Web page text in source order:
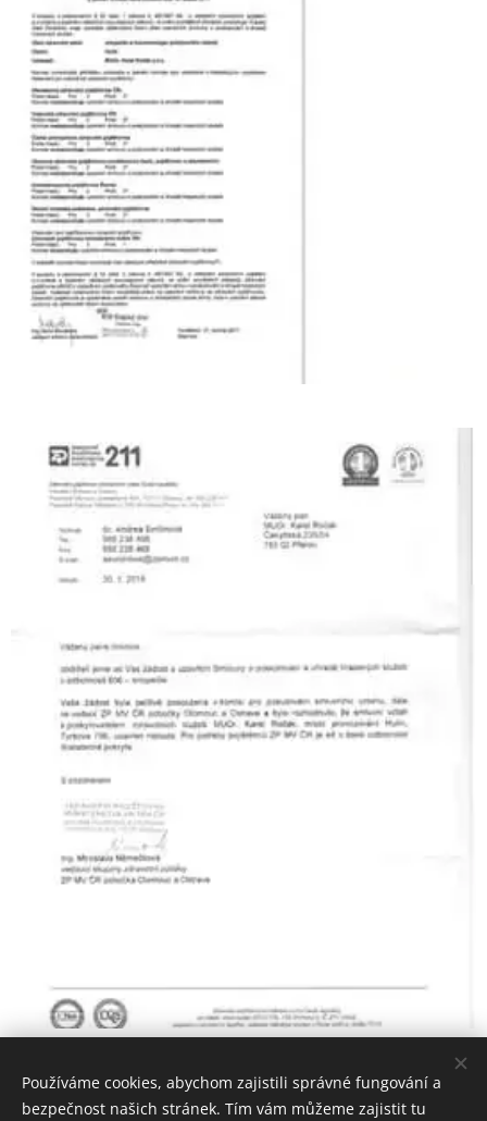
Share
Používáme cookies, abychom zajistili správné fungování a
bezpečnost našich stránek. Tím vám můžeme zajistit tu